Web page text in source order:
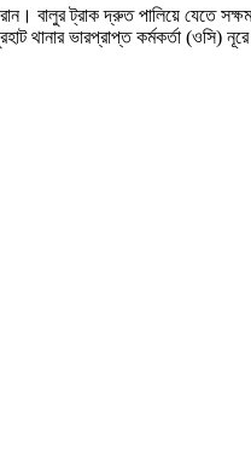
বালুর ট্রাক দ্রুত পালিয়ে যেতে
থানার ভারপ্রাপ্ত কর্মকর্তা (ওসি)